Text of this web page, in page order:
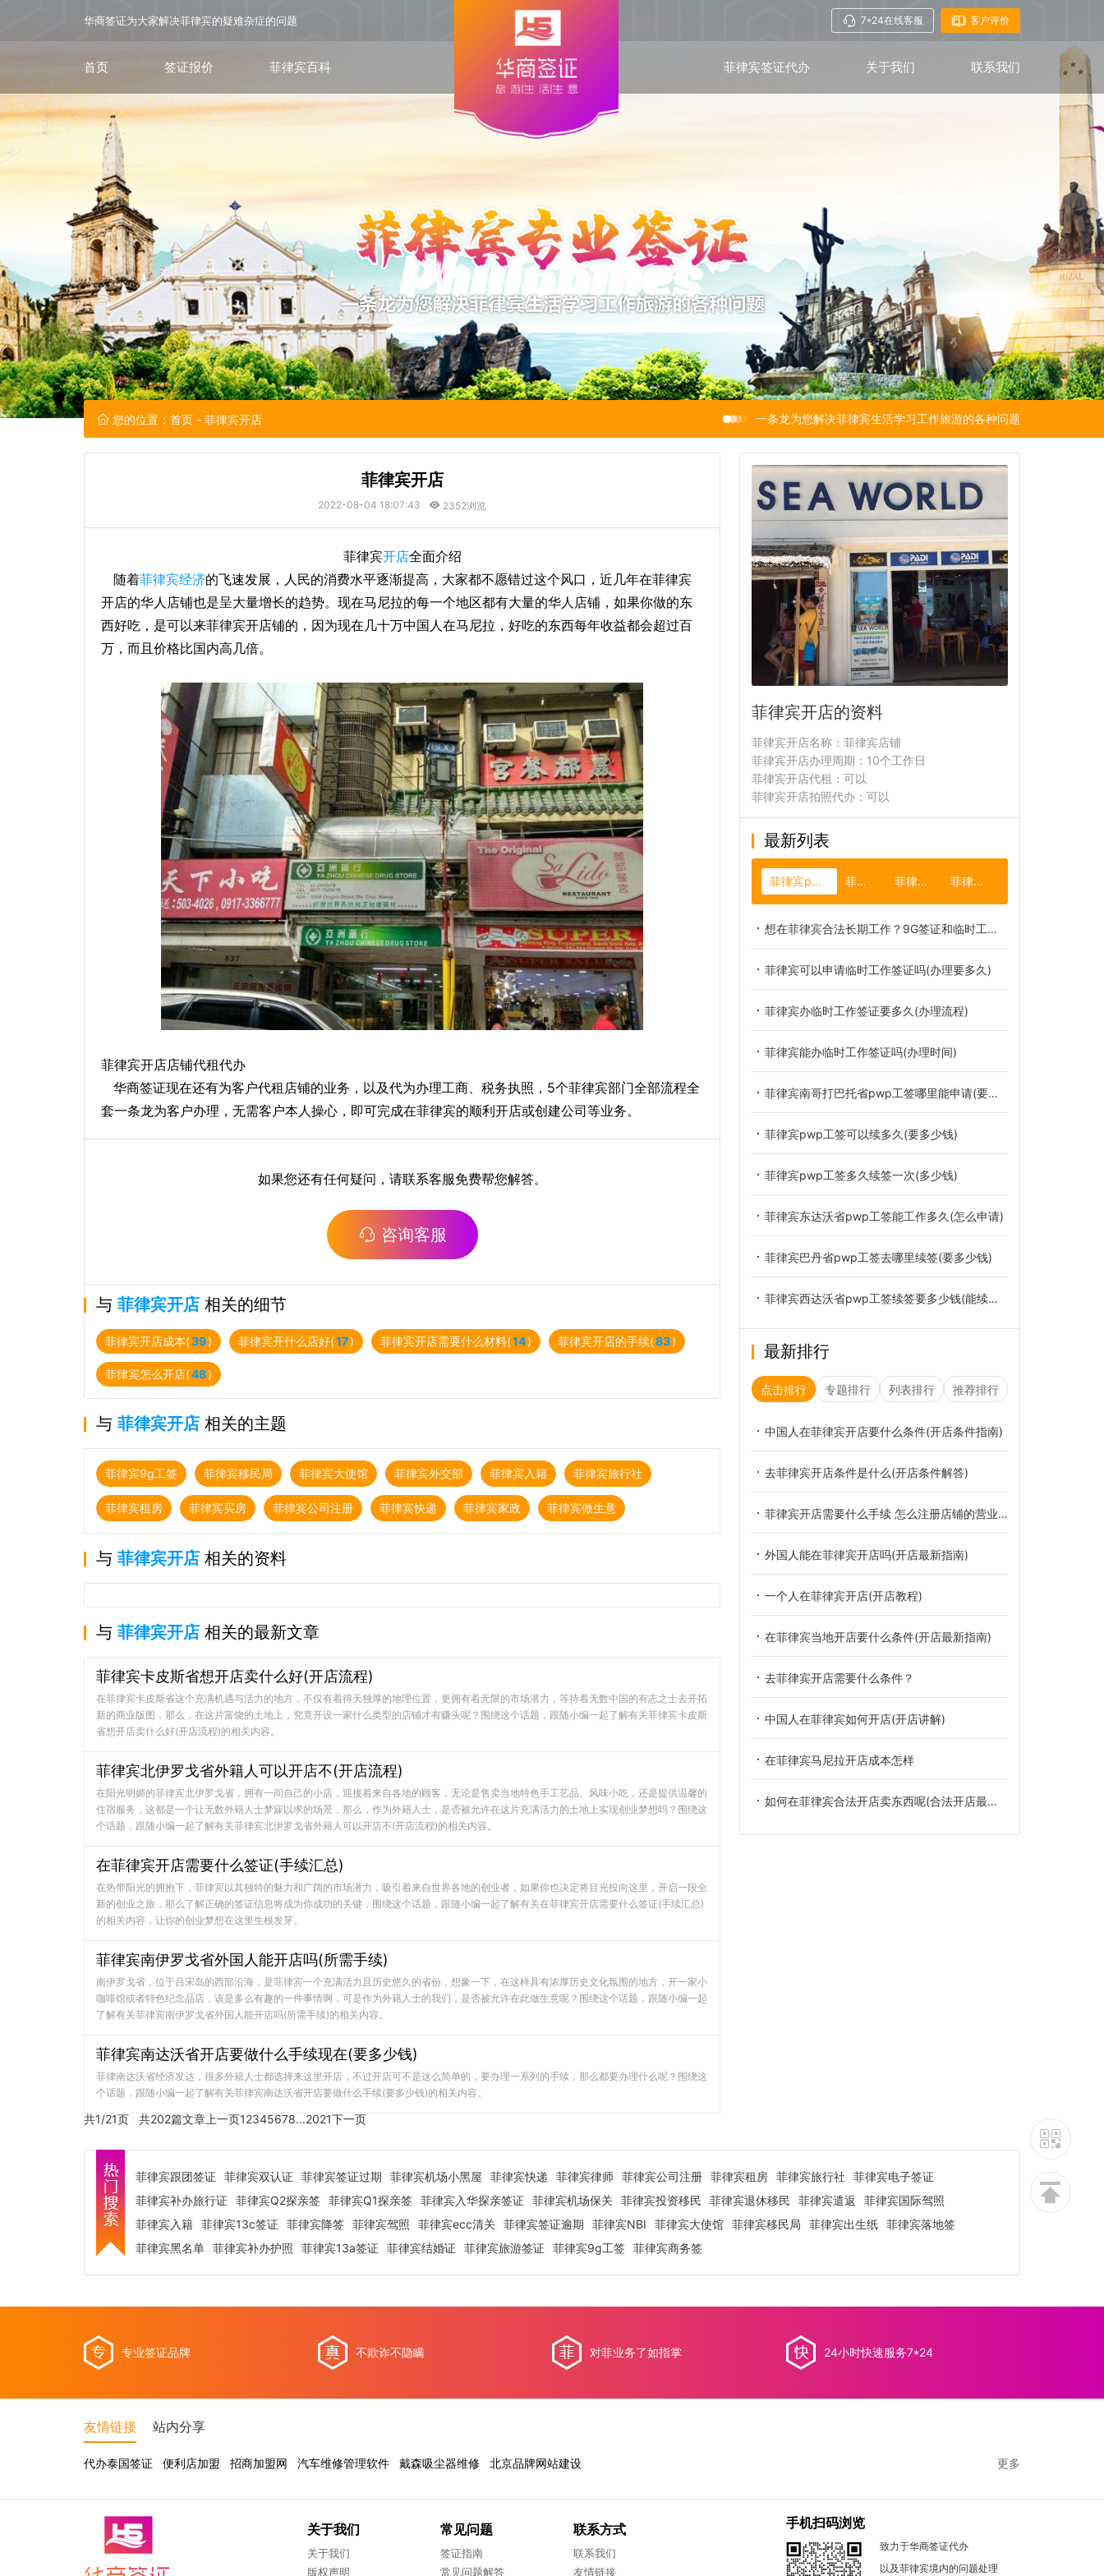
华商签证为大家解决菲律宾的疑难杂症的问题 7*24在线客服 客户评价
首页 签证报价 菲律宾百科 菲律宾签证代办 关于我们 联系我们
您的位置： 首页 - 菲律宾开店 一条龙为您解决菲律宾生活学习工作旅游的各种问题
菲律宾开店
2022-08-04 18:07:43 2352浏览
菲律宾开店全面介绍
随着菲律宾经济的飞速发展，人民的消费水平逐渐提高，大家都不愿错过这个风口，近几年在菲律宾
开店的华人店铺也是呈大量增长的趋势。现在马尼拉的每一个地区都有大量的华人店铺，如果你做的东
西好吃，是可以来菲律宾开店铺的，因为现在几十万中国人在马尼拉，好吃的东西每年收益都会超过百
万，而且价格比国内高几倍。
菲律宾开店店铺代租代办
华商签证现在还有为客户代租店铺的业务，以及代为办理工商、税务执照，5个菲律宾部门全部流程全
套一条龙为客户办理，无需客户本人操心，即可完成在菲律宾的顺利开店或创建公司等业务。
如果您还有任何疑问，请联系客服免费帮您解答。
咨询客服
与 菲律宾开店 相关的细节
菲律宾开店成本(39) 菲律宾开什么店好(17) 菲律宾开店需要什么材料(14) 菲律宾开店的手续(83)
菲律宾怎么开店(48)
与 菲律宾开店 相关的主题
菲律宾9g工签 菲律宾移民局 菲律宾大使馆 菲律宾外交部 菲律宾入籍 菲律宾旅行社
菲律宾租房 菲律宾买房 菲律宾公司注册 菲律宾快递 菲律宾家政 菲律宾做生意
与 菲律宾开店 相关的资料
与 菲律宾开店 相关的最新文章
菲律宾卡皮斯省想开店卖什么好(开店流程)
在菲律宾卡皮斯省这个充满机遇与活力的地方，不仅有着得天独厚的地理位置，更拥有着无限的市场潜力，等待着无数中国的有志之士去开拓
新的商业版图，那么，在这片富饶的土地上，究竟开设一家什么类型的店铺才有赚头呢？围绕这个话题，跟随小编一起了解有关菲律宾卡皮斯
省想开店卖什么好(开店流程)的相关内容。
菲律宾北伊罗戈省外籍人可以开店不(开店流程)
在阳光明媚的菲律宾北伊罗戈省，拥有一间自己的小店，迎接着来自各地的顾客，无论是售卖当地特色手工艺品、风味小吃，还是提供温馨的
住宿服务，这都是一个让无数外籍人士梦寐以求的场景，那么，作为外籍人士，是否被允许在这片充满活力的土地上实现创业梦想吗？围绕这
个话题，跟随小编一起了解有关菲律宾北伊罗戈省外籍人可以开店不(开店流程)的相关内容。
在菲律宾开店需要什么签证(手续汇总)
在热带阳光的拥抱下，菲律宾以其独特的魅力和广阔的市场潜力，吸引着来自世界各地的创业者，如果你也决定将目光投向这里，开启一段全
新的创业之旅，那么了解正确的签证信息将成为你成功的关键，围绕这个话题，跟随小编一起了解有关在菲律宾开店需要什么签证(手续汇总)
的相关内容，让你的创业梦想在这里生根发芽。
菲律宾南伊罗戈省外国人能开店吗(所需手续)
南伊罗戈省，位于吕宋岛的西部沿海，是菲律宾一个充满活力且历史悠久的省份，想象一下，在这样具有浓厚历史文化氛围的地方，开一家小
咖啡馆或者特色纪念品店，该是多么有趣的一件事情啊，可是作为外籍人士的我们，是否被允许在此做生意呢？围绕这个话题，跟随小编一起
了解有关菲律宾南伊罗戈省外国人能开店吗(所需手续)的相关内容。
菲律宾南达沃省开店要做什么手续现在(要多少钱)
菲律南达沃省经济发达，很多外籍人士都选择来这里开店，不过开店可不是这么简单的，要办理一系列的手续，那么都要办理什么呢？围绕这
个话题，跟随小编一起了解有关菲律宾南达沃省开店要做什么手续(要多少钱)的相关内容。
共1/21页 共202篇文章 上一页12345678...2021下一页
菲律宾开店的资料
菲律宾开店名称：菲律宾店铺
菲律宾开店办理周期：10个工作日
菲律宾开店代租：可以
菲律宾开店拍照代办：可以
最新列表
菲律宾pwp临时工签 菲律宾汇率 菲律宾结婚证 菲律宾长滩岛
想在菲律宾合法长期工作？9G签证和临时工签到底怎么选？
菲律宾可以申请临时工作签证吗(办理要多久)
菲律宾办临时工作签证要多久(办理流程)
菲律宾能办临时工作签证吗(办理时间)
菲律宾南哥打巴托省pwp工签哪里能申请(要什么材料)
菲律宾pwp工签可以续多久(要多少钱)
菲律宾pwp工签多久续签一次(多少钱)
菲律宾东达沃省pwp工签能工作多久(怎么申请)
菲律宾巴丹省pwp工签去哪里续签(要多少钱)
菲律宾西达沃省pwp工签续签要多少钱(能续多少次)
最新排行
点击排行 专题排行 列表排行 推荐排行
中国人在菲律宾开店要什么条件(开店条件指南)
去菲律宾开店条件是什么(开店条件解答)
菲律宾开店需要什么手续 怎么注册店铺的营业执照
外国人能在菲律宾开店吗(开店最新指南)
一个人在菲律宾开店(开店教程)
在菲律宾当地开店要什么条件(开店最新指南)
去菲律宾开店需要什么条件？
中国人在菲律宾如何开店(开店讲解)
在菲律宾马尼拉开店成本怎样
如何在菲律宾合法开店卖东西呢(合法开店最新攻略)
菲律宾跟团签证 菲律宾双认证 菲律宾签证过期 菲律宾机场小黑屋 菲律宾快递 菲律宾律师 菲律宾公司注册 菲律宾租房 菲律宾旅行社
菲律宾电子签证
菲律宾补办旅行证
菲律宾Q2探亲签 菲律宾Q1探亲签 菲律宾入华探亲签证 菲律宾机场保关 菲律宾投资移民 菲律宾退休移民 菲律宾遣返
菲律宾国际驾照
菲律宾入籍 菲律宾13c签证 菲律宾降签 菲律宾驾照 菲律宾ecc清关 菲律宾签证逾期 菲律宾NBI 菲律宾大使馆 菲律宾移民局 菲律宾出生纸 菲律宾落地签
菲律宾黑名单 菲律宾补办护照 菲律宾13a签证 菲律宾结婚证 菲律宾旅游签证 菲律宾9g工签 菲律宾商务签
专业签证品牌 不欺诈不隐瞒 对菲业务了如指掌 24小时快速服务7*24
友情链接 站内分享
代办泰国签证 便利店加盟 招商加盟网 汽车维修管理软件 戴森吸尘器维修 北京品牌网站建设 更多
关于我们
关于我们
版权声明
常见问题
签证指南
常见问题解答
联系方式
联系我们
友情链接
手机扫码浏览
致力于华商签证代办
以及菲律宾境内的问题处理